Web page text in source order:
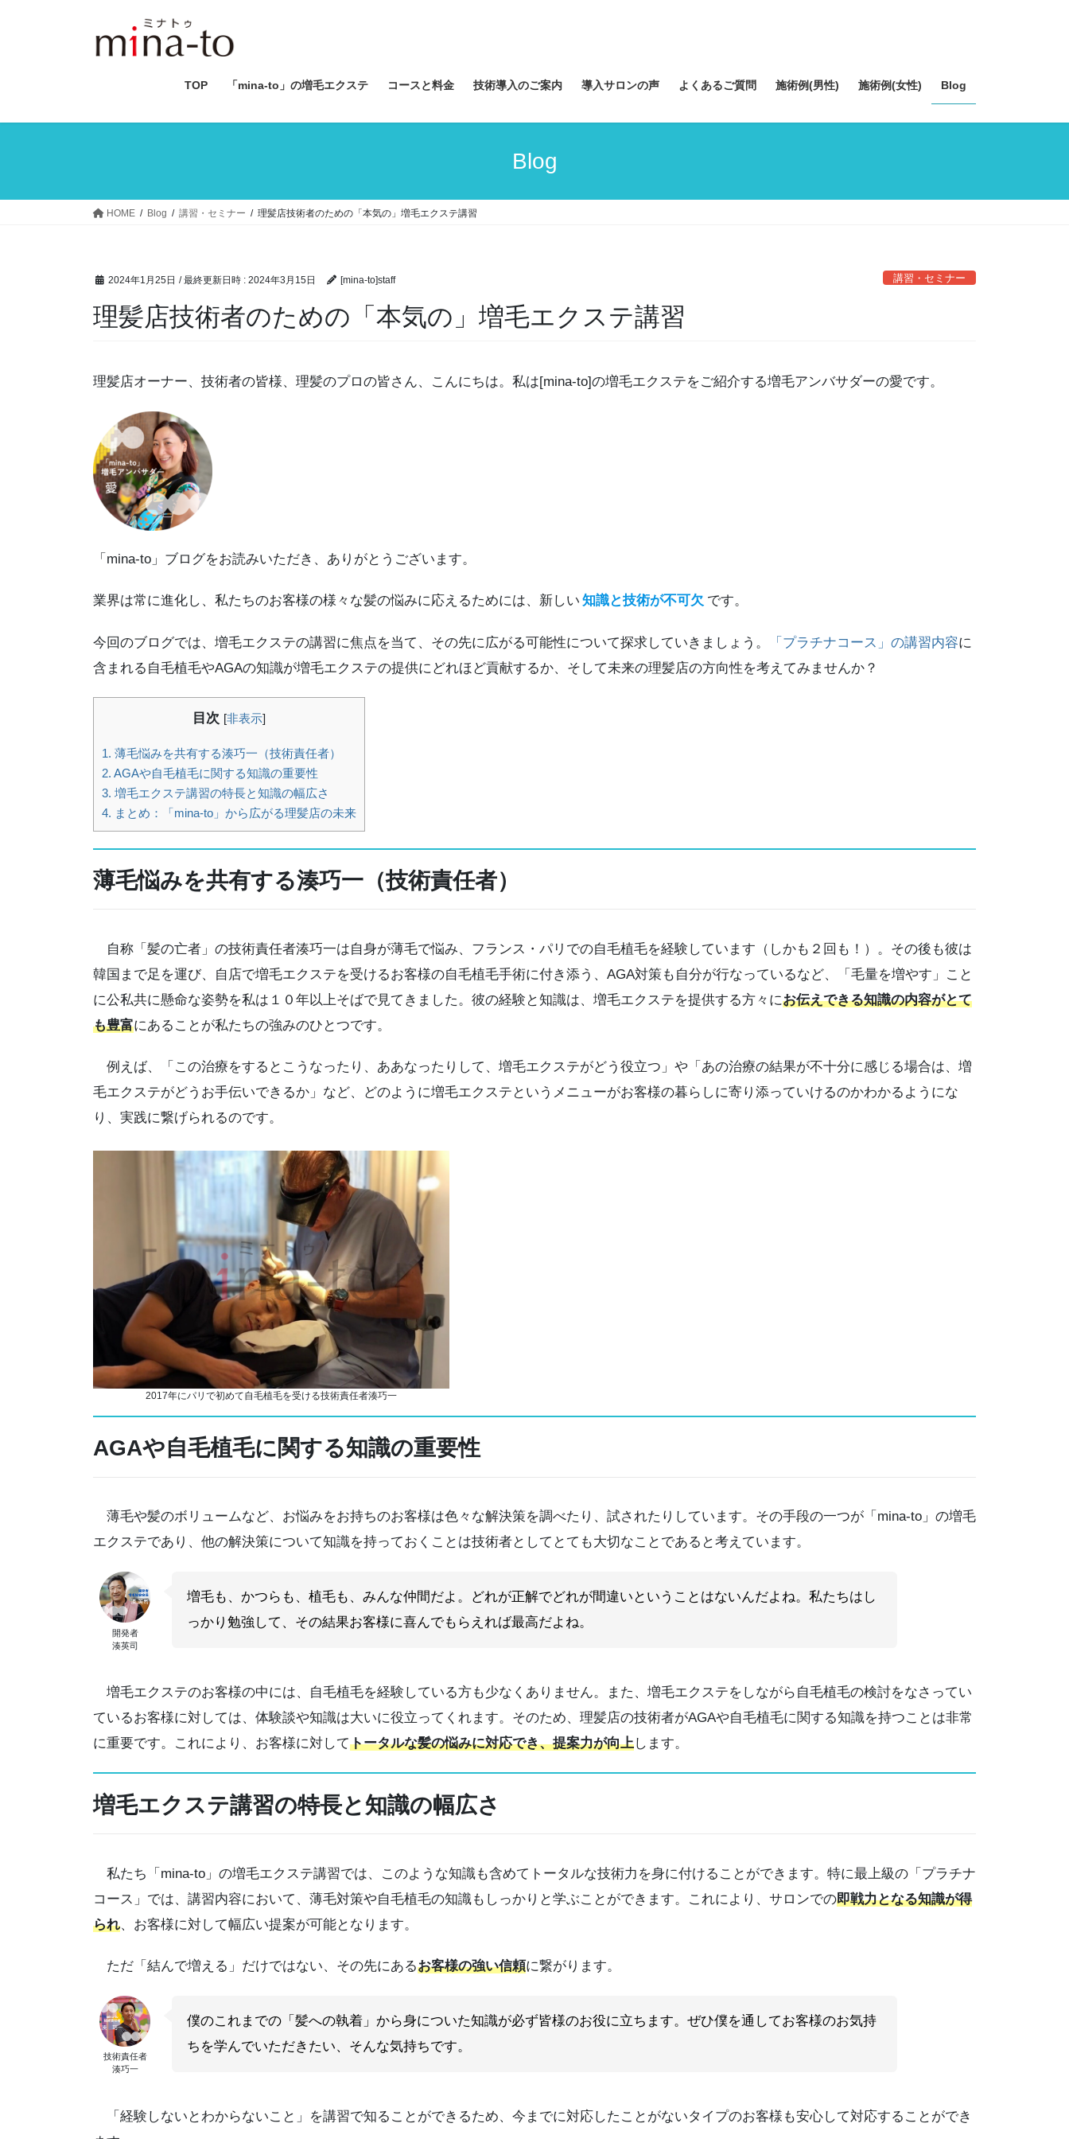
ス
ン
TOP 「mina-to」の増毛エクステ コースと料金 技術導入のご案内 導入サロンの声 よくあるご質問 施術例(男性) 施術例(女性) Blog
Blog
HOME Blog 講習・セミナー 理髪店技術者のための「本気の」増毛エクステ講習
2024年1月25日 / 最終更新日時 : 2024年3月15日 [mina-to]staff 講習・セミナー
理髪店技術者のための「本気の」増毛エクステ講習
理髪店オーナー、技術者の皆様、理髪のプロの皆さん、こんにちは。私は[mina-to]の増毛エクステをご紹介する増毛アンバサダーの愛です。
「mina-to」ブログをお読みいただき、ありがとうございます。
業界は常に進化し、私たちのお客様の様々な髪の悩みに応えるためには、新しい 知識と技術が不可欠 です。
今回のブログでは、増毛エクステの講習に焦点を当て、その先に広がる可能性について探求していきましょう。 「プラチナコース」の講習内容に
含まれる自毛植毛やAGAの知識が増毛エクステの提供にどれほど貢献するか、そして未来の理髪店の方向性を考えてみませんか？
目次 [非表示]
1. 薄毛悩みを共有する湊巧一（技術責任者）
2. AGAや自毛植毛に関する知識の重要性
3. 増毛エクステ講習の特長と知識の幅広さ
4. まとめ：「mina-to」から広がる理髪店の未来
薄毛悩みを共有する湊巧一（技術責任者）
自称「髪の亡者」の技術責任者湊巧一は自身が薄毛で悩み、フランス・パリでの自毛植毛を経験しています（しかも２回も！）。その後も彼は
韓国まで足を運び、自店で増毛エクステを受けるお客様の自毛植毛手術に付き添う、AGA対策も自分が行なっているなど、「毛量を増やす」こと
に公私共に懸命な姿勢を私は１０年以上そばで見てきました。彼の経験と知識は、増毛エクステを提供する方々にお伝えできる知識の内容がとて
も豊富にあることが私たちの強みのひとつです。
例えば、「この治療をするとこうなったり、ああなったりして、増毛エクステがどう役立つ」や「あの治療の結果が不十分に感じる場合は、増
毛エクステがどうお手伝いできるか」など、どのように増毛エクステというメニューがお客様の暮らしに寄り添っていけるのかわかるようにな
り、実践に繋げられるのです。
2017年にパリで初めて自毛植毛を受ける技術責任者湊巧一
AGAや自毛植毛に関する知識の重要性
薄毛や髪のボリュームなど、お悩みをお持ちのお客様は色々な解決策を調べたり、試されたりしています。その手段の一つが「mina-to」の増毛
エクステであり、他の解決策について知識を持っておくことは技術者としてとても大切なことであると考えています。
開発者
湊英司
増毛も、かつらも、植毛も、みんな仲間だよ。どれが正解でどれが間違いということはないんだよね。私たちはし
っかり勉強して、その結果お客様に喜んでもらえれば最高だよね。
増毛エクステのお客様の中には、自毛植毛を経験している方も少なくありません。また、増毛エクステをしながら自毛植毛の検討をなさってい
ているお客様に対しては、体験談や知識は大いに役立ってくれます。そのため、理髪店の技術者がAGAや自毛植毛に関する知識を持つことは非常
に重要です。これにより、お客様に対してトータルな髪の悩みに対応でき、提案力が向上します。
増毛エクステ講習の特長と知識の幅広さ
私たち「mina-to」の増毛エクステ講習では、このような知識も含めてトータルな技術力を身に付けることができます。特に最上級の「プラチナ
コース」では、講習内容において、薄毛対策や自毛植毛の知識もしっかりと学ぶことができます。これにより、サロンでの即戦力となる知識が得
られ、お客様に対して幅広い提案が可能となります。
ただ「結んで増える」だけではない、その先にあるお客様の強い信頼に繋がります。
技術責任者
湊巧一
僕のこれまでの「髪への執着」から身についた知識が必ず皆様のお役に立ちます。ぜひ僕を通してお客様のお気持
ちを学んでいただきたい、そんな気持ちです。
「経験しないとわからないこと」を講習で知ることができるため、今までに対応したことがないタイプのお客様も安心して対応することができ